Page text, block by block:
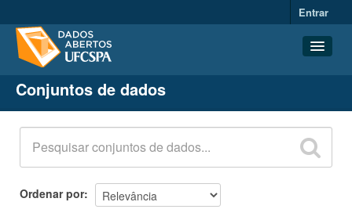
Entrar
Conjuntos de dados
Organizações
Grupos
Sobre
Conjuntos de dados
Ordenar por